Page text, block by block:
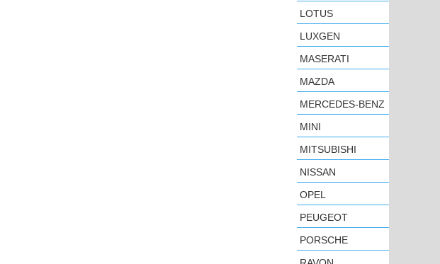
LOTUS
LUXGEN
MASERATI
MAZDA
MERCEDES-BENZ
MINI
MITSUBISHI
NISSAN
OPEL
PEUGEOT
PORSCHE